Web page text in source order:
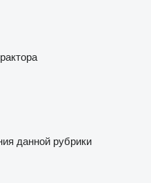
данной рубрики